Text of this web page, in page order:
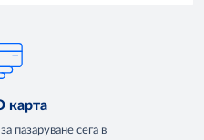
карта
пазаруване сега в